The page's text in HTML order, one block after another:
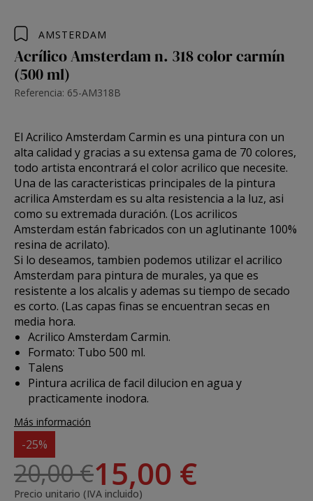
AMSTERDAM
Acrílico Amsterdam n. 318 color carmín
(500 ml)
Referencia: 65-AM318B
El Acrilico Amsterdam Carmin es una pintura con un
alta calidad y gracias a su extensa gama de 70 colores,
todo artista encontrará el color acrilico que necesite.
Una de las caracteristicas principales de la pintura
acrilica Amsterdam es su alta resistencia a la luz, asi
como su extremada duración. (Los acrilicos
Amsterdam están fabricados con un aglutinante 100%
resina de acrilato).
Si lo deseamos, tambien podemos utilizar el acrilico
Amsterdam para pintura de murales, ya que es
resistente a los alcalis y ademas su tiempo de secado
es corto. (Las capas finas se encuentran secas en
media hora.
Acrilico Amsterdam Carmin.
Formato: Tubo 500 ml.
Talens
Pintura acrilica de facil dilucion en agua y
practicamente inodora.
Más información
-25%
20,00 €15,00 €
Precio unitario (IVA incluido)